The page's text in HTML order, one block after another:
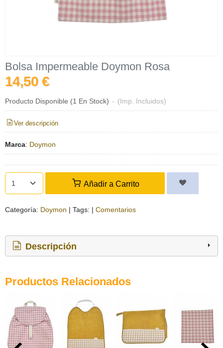
Bolsa Impermeable Doymon Rosa
14,50 €
Producto Disponible (1 En Stock) - (Imp. Incluidos)
Ver descripción
Marca: Doymon
Añadir a Carrito
Categoría: Doymon | Tags: | Comentarios
Descripción
Productos Relacionados